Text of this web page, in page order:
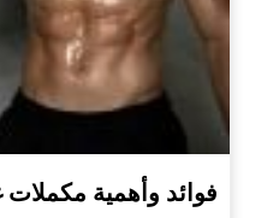
فوائد وأهمية مكملات